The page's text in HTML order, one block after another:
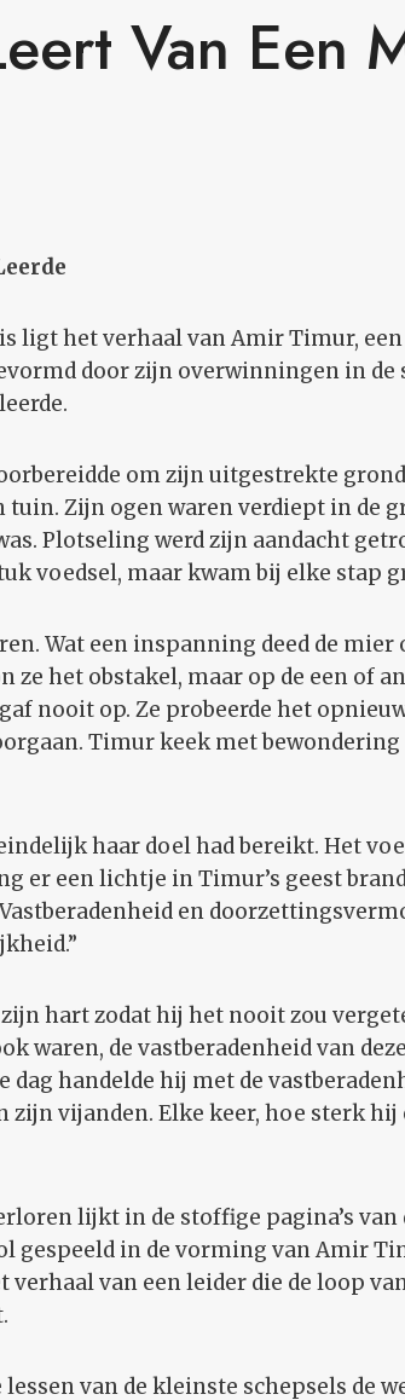
Van Een
ligt het verhaal van Amir Timur,
door zijn overwinningen in de
om zijn uitgestrekte
Zijn ogen waren verdiept in de
Plotseling werd zijn aandacht
voedsel, maar kwam bij elke stap
Wat een inspanning deed de
ze het obstakel, maar op de een of
nooit op. Ze probeerde het
Timur keek met bewondering
haar doel had bereikt. Het
er een lichtje in Timur’s geest
en
hart zodat hij het nooit zou
waren, de vastberadenheid van
dag handelde hij met de
vijanden. Elke keer, hoe sterk
lijkt in de stoffige pagina’s van
in de vorming van Amir
van een leider die de loop
van de kleinste schepsels de